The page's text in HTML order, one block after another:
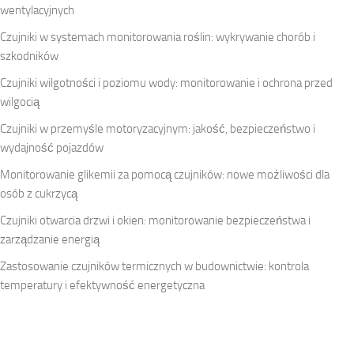
wentylacyjnych
Czujniki w systemach monitorowania roślin: wykrywanie chorób i
szkodników
Czujniki wilgotności i poziomu wody: monitorowanie i ochrona przed
wilgocią
Czujniki w przemyśle motoryzacyjnym: jakość, bezpieczeństwo i
wydajność pojazdów
Monitorowanie glikemii za pomocą czujników: nowe możliwości dla
osób z cukrzycą
Czujniki otwarcia drzwi i okien: monitorowanie bezpieczeństwa i
zarządzanie energią
Zastosowanie czujników termicznych w budownictwie: kontrola
temperatury i efektywność energetyczna